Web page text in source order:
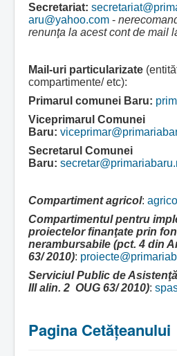
Secretariat:
aru@yahoo.com -
renunţa la acest cont de mail
Mail-uri particularizate
compartimente/ etc):
Primarul comunei Baru:
Viceprimarul Comunei
Baru:
Secretarul Comunei
Baru:
Compartiment agricol:
Compartimentul pentru
proiectelor finanţate prin
nerambursabile (pct. 4 din
63/ 2010):
Serviciul Public de
III alin. 2 OUG 63/ 2010):
Pagina Cetăţeanului